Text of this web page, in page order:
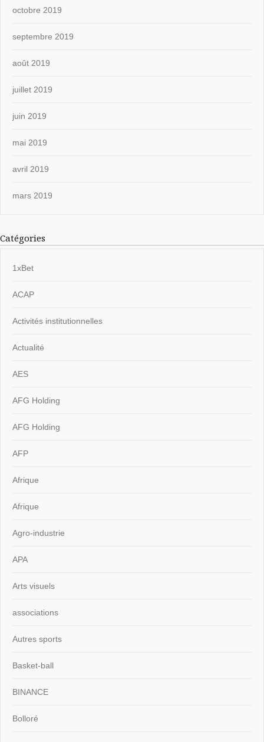
octobre 2019
septembre 2019
août 2019
juillet 2019
juin 2019
mai 2019
avril 2019
mars 2019
Catégories
1xBet
ACAP
Activités institutionnelles
Actualité
AES
AFG Holding
AFG Holding
AFP
Afrique
Afrique
Agro-industrie
APA
Arts visuels
associations
Autres sports
Basket-ball
BINANCE
Bolloré